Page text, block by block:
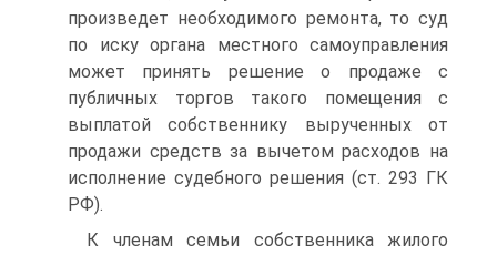
произведет необходимого ремонта, то суд
по иску органа местного самоуправления
может принять решение о продаже с
публичных торгов такого помещения с
выплатой собственнику вырученных от
продажи средств за вычетом расходов на
исполнение судебного решения (ст. 293 ГК
РФ).
К членам семьи собственника жилого